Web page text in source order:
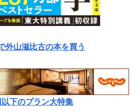
外山滋比古の本を買う
下のプラン大特集